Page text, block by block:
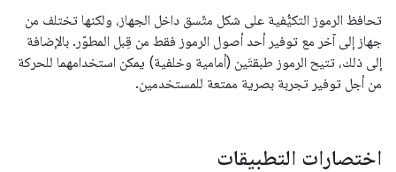
تحافظ الرموز التكيُّفية على شكل متّسق داخل الجهاز، ولكنها تختلف من
جهاز إلى آخر مع توفير أحد أصول الرموز فقط من قِبل المطوّر. بالإضافة
إلى ذلك، تتيح الرموز طبقتَين (أمامية وخلفية) يمكن استخدامهما للحركة
من أجل توفير تجربة بصرية ممتعة للمستخدمين.
اختصارات التطبيقات